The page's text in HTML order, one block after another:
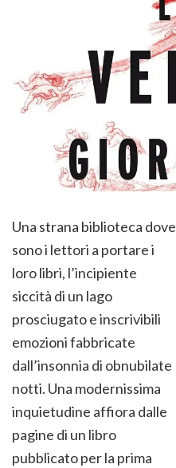
Una strana biblioteca dove
sono i lettori a portare i
loro libri, l’incipiente
siccità di un lago
prosciugato e inscrivibili
emozioni fabbricate
dall’insonnia di obnubilate
notti. Una modernissima
inquietudine affiora dalle
pagine di un libro
pubblicato per la prima